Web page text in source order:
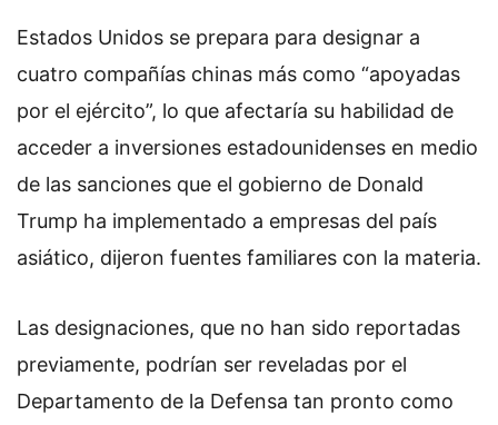
Estados Unidos se prepara para designar a
cuatro compañías chinas más como “apoyadas
por el ejército”, lo que afectaría su habilidad de
acceder a inversiones estadounidenses en medio
de las sanciones que el gobierno de Donald
Trump ha implementado a empresas del país
asiático, dijeron fuentes familiares con la materia.
Las designaciones, que no han sido reportadas
previamente, podrían ser reveladas por el
Departamento de la Defensa tan pronto como